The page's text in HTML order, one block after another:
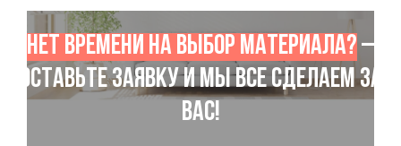
Нет времени на выбор материала?–
Оставьте заявку и мы все сделаем за
Вас!